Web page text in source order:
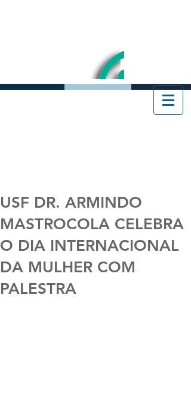
USF DR. ARMINDO
MASTROCOLA CELEBRA
O DIA INTERNACIONAL
DA MULHER COM
PALESTRA